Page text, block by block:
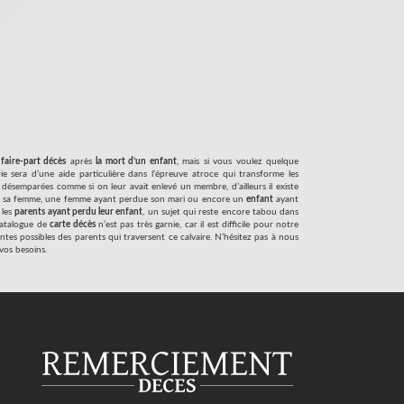
faire-part décès après la mort d’un enfant, mais si vous voulez quelque
sera d’une aide particulière dans l’épreuve atroce qui transforme les
comme si on leur avait enlevé un membre, d’ailleurs il existe
femme, une femme ayant perdue son mari ou encore un enfantayant
lesparents ayant perdu leur enfant, un sujet qui reste encore tabou dans
decarte décèsn’est pas très garnie, car il est difficile pour notre
possibles des parents qui traversent ce calvaire. N’hésitez pas à nous
besoins.